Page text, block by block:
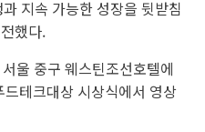
지속 가능한 성장을 뒷받침
했다.